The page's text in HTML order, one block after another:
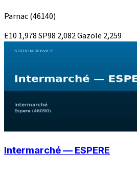
Parnac(46140)
E10 1,978SP98 2,082Gazole 2,259
Intermarché — ESPERE